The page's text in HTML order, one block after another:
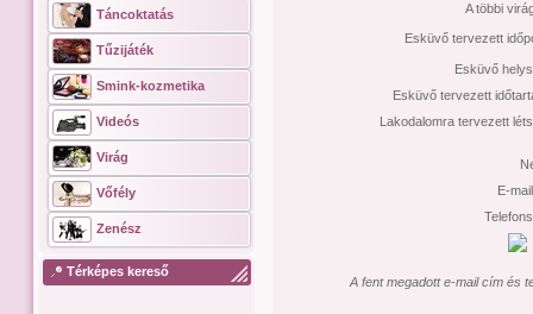
Táncoktatás
Tűzijáték
Smink-kozmetika
Videós
Virág
Vőfély
Zenész
Térképes kereső
A többi
Esküvő tervezett
Esküvő
Esküvő tervezett
Lakodalomra tervezett
E-
A fent megadott e-mail cím és